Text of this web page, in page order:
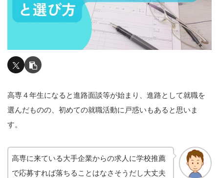
高専４年生になると進路面談等が始まり、進路として就職を
選んだものの、初めての就職活動に戸惑いもあると思いま
す。
高専に来ている大手企業からの求人に学校推薦
で応募すれば落ちることはなさそうだし大丈夫